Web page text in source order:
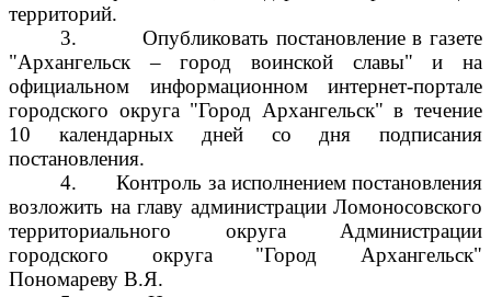
территорий.
3.
Опубликовать постановление в газете
"Архангельск – город воинской славы" и на
официальном информационном интернет-портале
городского округа "Город Архангельск" в течение
10 календарных дней со дня подписания
постановления.
4.
Контроль за исполнением постановления
возложить на главу администрации Ломоносовского
территориального округа Администрации
городского округа "Город Архангельск"
Пономареву В.Я.